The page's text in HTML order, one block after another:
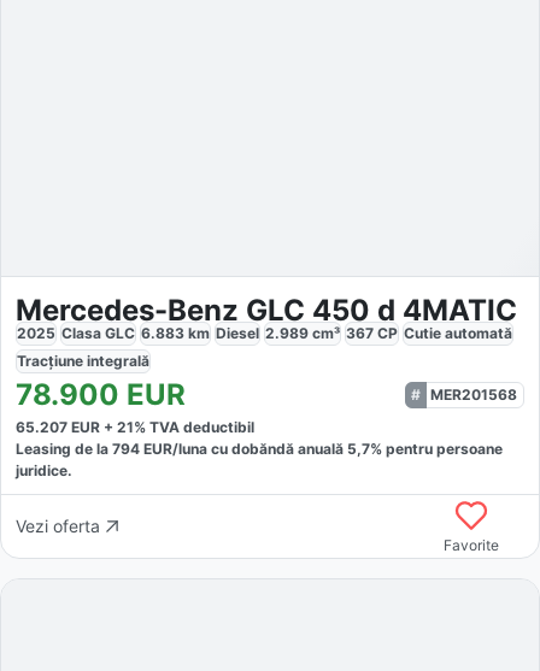
Mercedes-Benz GLC 450 d 4MATIC
2025 Clasa GLC 6.883 km Diesel 2.989 cm³ 367 CP Cutie automată
Tracțiune integrală
78.900 EUR
MER201568
65.207 EUR + 21% TVA deductibil
Leasing de la 794 EUR/luna cu dobăndă anuală 5,7% pentru persoane
juridice.
Vezi oferta
Favorite